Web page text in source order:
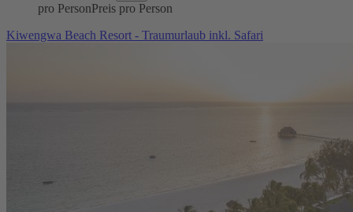
pro PersonPreis pro Person
Kiwengwa Beach Resort - Traumurlaub inkl. Safari